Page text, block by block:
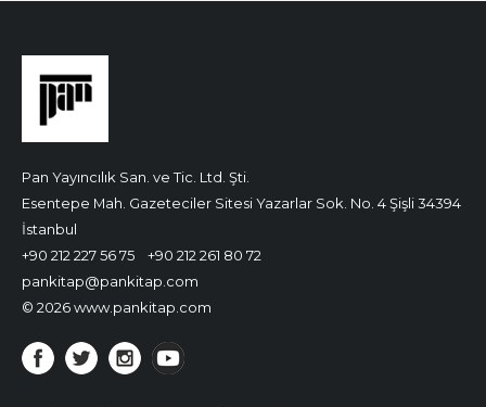
Pan Yayıncılık San. ve Tic. Ltd. Şti.
Esentepe Mah. Gazeteciler Sitesi Yazarlar Sok. No. 4 Şişli 34394
İstanbul
+90 212 227 56 75
+90 212 261 80 72
pankitap@pankitap.com
© 2026 www.pankitap.com